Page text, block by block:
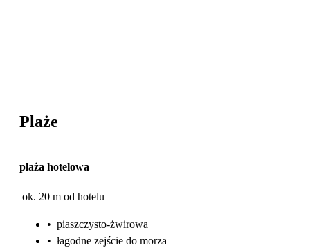
Plaże
plaża hotelowa
ok. 20 m od hotelu
• piaszczysto-żwirowa
• łagodne zejście do morza